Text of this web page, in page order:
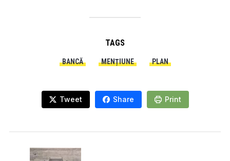
TAGS
BANCĂ MENȚIUNE PLAN
Tweet Share Print